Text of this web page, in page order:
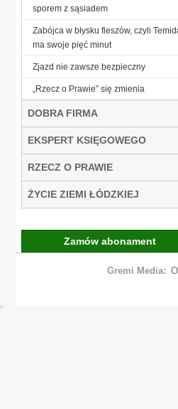
sporem z sąsiadem
Zabójca w błysku fleszów, czyli
ma swoje pięć minut
Zjazd nie zawsze bezpieczny
„Rzecz o Prawie” się zmienia
DOBRA FIRMA
EKSPERT KSIĘGOWEGO
RZECZ O PRAWIE
ŻYCIE ZIEMI ŁÓDZKIEJ
Zamów abonament
Gremi Media: